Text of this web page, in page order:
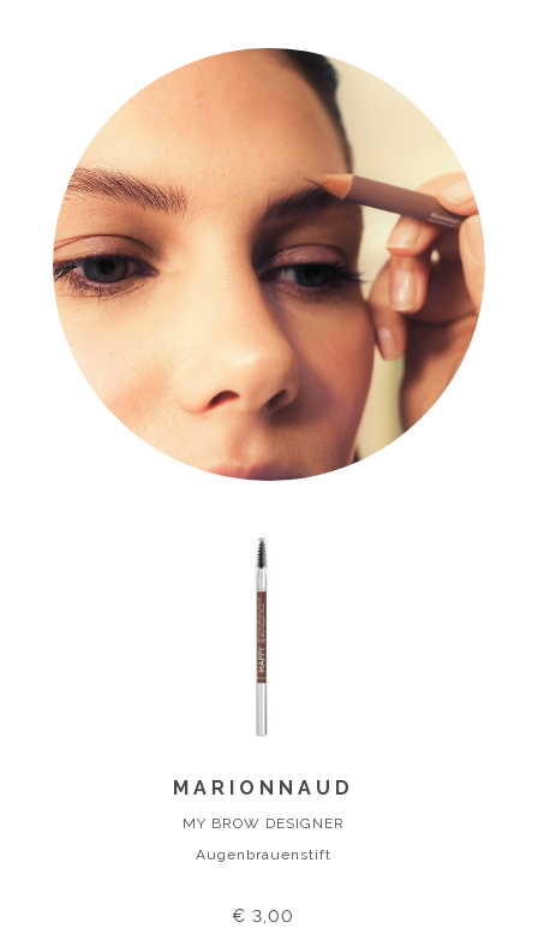
MARIONNAUD
MY BROW DESIGNER
Augenbrauenstift
€ 3,00